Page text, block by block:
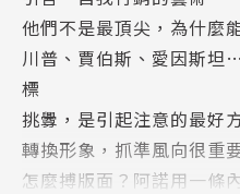
作者雷納．齊特曼曾任德
他特別研究了12位自我行
從科學家愛因斯坦、拳王
交名媛金．卡戴珊。
他們不是最頂尖，為什麼
川普、賈伯斯、愛因斯
標
挑釁，是引起注意的最好
轉換形象，抓準風向很重
怎麼搏版面？阿諾用一條